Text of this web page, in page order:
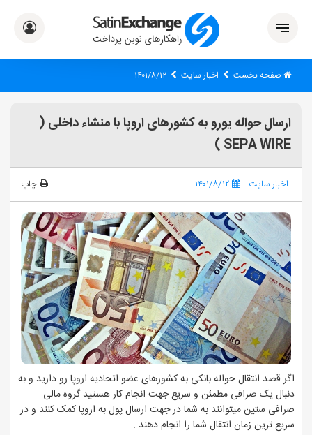
صفحه نخست اخبار سایت ۱۴۰۱/۸/۱۲
ارسال حواله یورو به کشورهای اروپا با منشاء داخلی (
SEPA WIRE )
اخبار سایت ۱۴۰۱/۸/۱۲ چاپ
اگر قصد انتقال حواله بانکی به کشورهای عضو اتحادیه اروپا رو دارید و به
دنبال یک صرافی مطمئن و سریع جهت انجام کار هستید گروه مالی
صرافی ستین میتوانند به شما در جهت ارسال پول به اروپا کمک کنند و در
سریع ترین زمان انتقال شما را انجام دهند .